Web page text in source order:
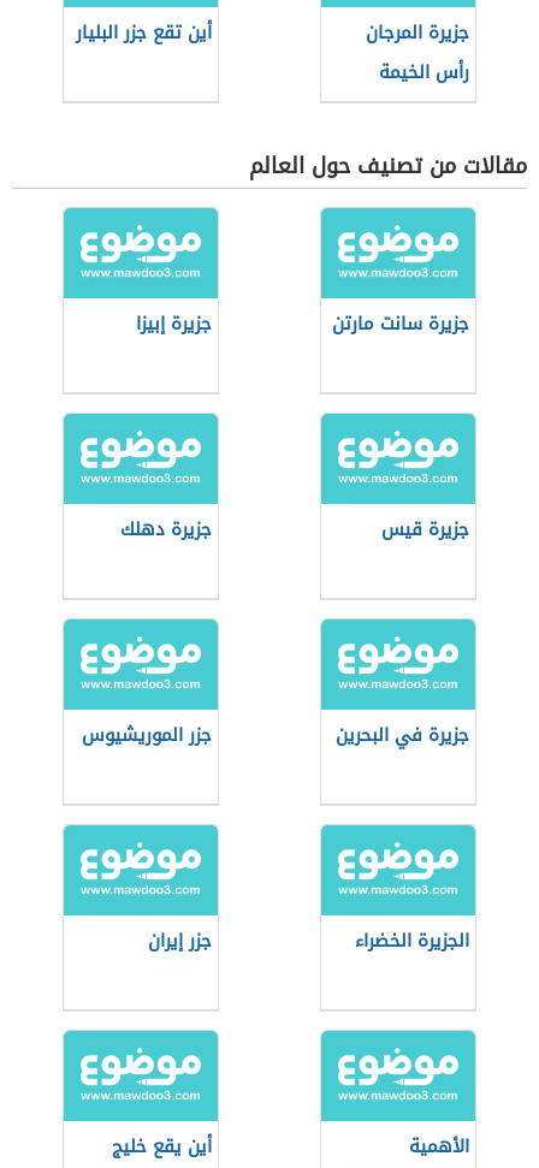
جزيرة المرجان
رأس الخيمة
أين تقع جزر البليار
مقالات من تصنيف حول العالم
جزيرة سانت مارتن جزيرة إبيزا
جزيرة قيس جزيرة دهلك
جزيرة في البحرين جزر الموريشيوس
الجزيرة الخضراء جزر إيران
الأهمية
أين يقع خليج